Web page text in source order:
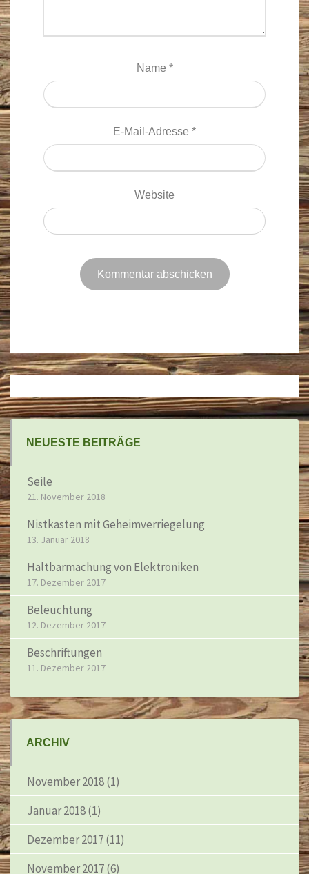
Name *
E-Mail-Adresse *
Website
Post
navigation
NEUESTE BEITRÄGE
Seile
21. November 2018
Nistkasten mit Geheimverriegelung
13. Januar 2018
Haltbarmachung von Elektroniken
17. Dezember 2017
Beleuchtung
12. Dezember 2017
Beschriftungen
11. Dezember 2017
ARCHIV
November 2018(1)
Januar 2018(1)
Dezember 2017(11)
November 2017(6)